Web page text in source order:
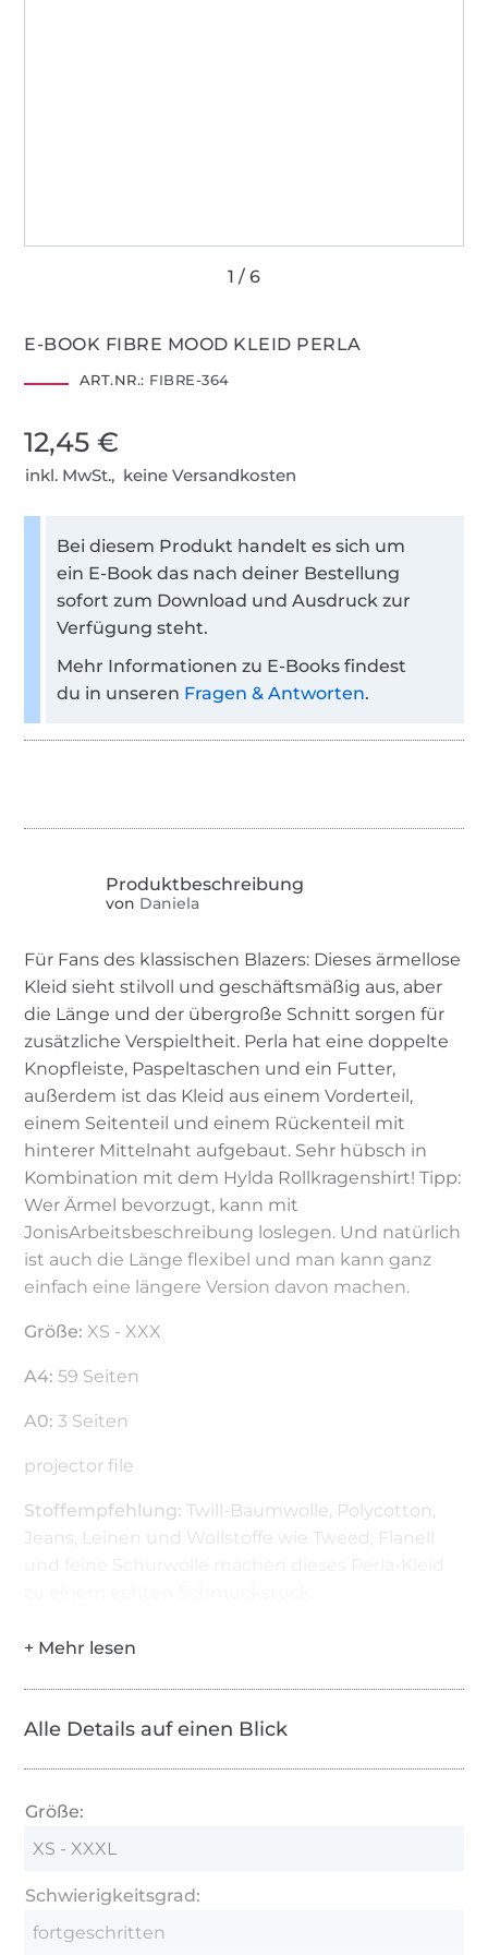
E-BOOK FIBRE MOOD KLEID PERLA
ART.NR.: FIBRE-364
12,45 €
inkl. MwSt., keine Versandkosten
Bei diesem Produkt handelt es sich um
ein E-Book das nach deiner Bestellung
sofort zum Download und Ausdruck zur
Verfügung steht.
Mehr Informationen zu E-Books findest
du in unseren Fragen & Antworten.
von Daniela
Für Fans des klassischen Blazers: Dieses ärmellose
Kleid sieht stilvoll und geschäftsmäßig aus, aber
die Länge und der übergroße Schnitt sorgen für
zusätzliche Verspieltheit. Perla hat eine doppelte
Knopfleiste, Paspeltaschen und ein Futter,
außerdem ist das Kleid aus einem Vorderteil,
einem Seitenteil und einem Rückenteil mit
hinterer Mittelnaht aufgebaut. Sehr hübsch in
Kombination mit dem Hylda Rollkragenshirt! Tipp:
Wer Ärmel bevorzugt, kann mit
JonisArbeitsbeschreibung loslegen. Und natürlich
ist auch die Länge flexibel und man kann ganz
einfach eine längere Version davon machen.
Größe: XS - XXX
A4: 59 Seiten
A0: 3 Seiten
projector file
Stoffempfehlung: Twill-Baumwolle, Polycotton,
Jeans, Leinen und Wollstoffe wie Tweed, Flanell
Alle Details auf einen Blick
Größe:
XS - XXXL
Schwierigkeitsgrad:
fortgeschritten